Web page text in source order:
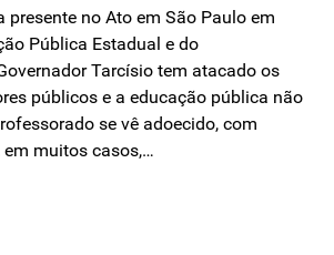
presente no Ato em São Paulo em
Pública Estadual e do
Tarcísio tem atacado os
públicos e a educação pública não
se vê adoecido, com
muitos casos,…